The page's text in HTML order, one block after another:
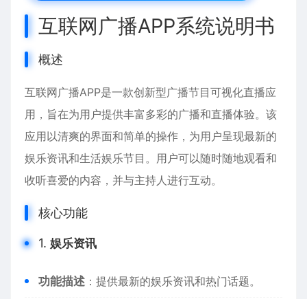
互联网广播APP系统说明书
概述
互联网广播APP是一款创新型广播节目可视化直播应
用，旨在为用户提供丰富多彩的广播和直播体验。该
应用以清爽的界面和简单的操作，为用户呈现最新的
娱乐资讯和生活娱乐节目。用户可以随时随地观看和
收听喜爱的内容，并与主持人进行互动。
核心功能
1. 娱乐资讯
功能描述 ：提供最新的娱乐资讯和热门话题。